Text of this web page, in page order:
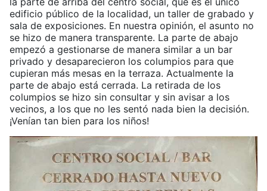
edificio público de la localidad, un taller de grabado y
sala de exposiciones. En nuestra opinión, el asunto no
se hizo de manera transparente. La parte de abajo
empezó a gestionarse de manera similar a un bar
privado y desaparecieron los columpios para que
cupieran más mesas en la terraza. Actualmente la
parte de abajo está cerrada. La retirada de los
columpios se hizo sin consultar y sin avisar a los
vecinos, a los que no les sentó nada bien la decisión.
¡Venían tan bien para los niños!